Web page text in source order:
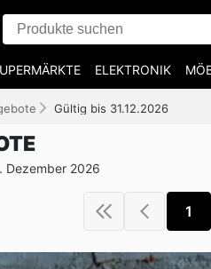
ELEKTRONIK
Gültig bis 31.12.2026
Dezember 2026
1